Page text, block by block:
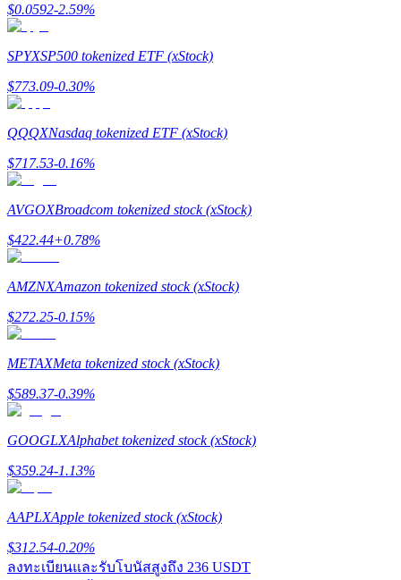
Trade Gold & Silver · 33,333 USDT Bonus
USDT New User Exclusive 10% APR
USDT Flexible Staking | Daily Rewards
New Listing Futures Fest
Trade New Futures, Win 200,000 USDT
Crypto World Cup 2026: Grand Finale
$0.0592-2.59%
SPYXSP500 tokenized ETF (xStock)
$773.09-0.30%
QQQXNasdaq tokenized ETF (xStock)
$717.53-0.16%
AVGOXBroadcom tokenized stock (xStock)
$422.44+0.78%
AMZNXAmazon tokenized stock (xStock)
$272.25-0.15%
METAXMeta tokenized stock (xStock)
$589.37-0.39%
GOOGLXAlphabet tokenized stock (xStock)
$359.24-1.13%
AAPLXApple tokenized stock (xStock)
$312.54-0.20%
ลงทะเบียนและรับโบนัสสูงถึง 236 USDT